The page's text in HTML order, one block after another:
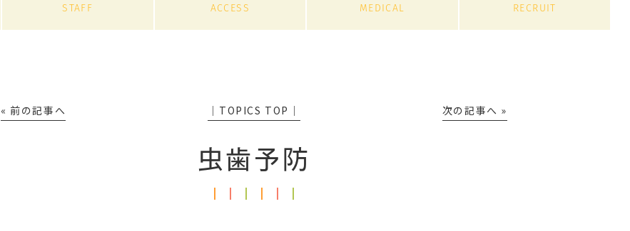
STAFF ACCESS MEDICAL RECRUIT
« 前の記事へ │TOPICS TOP│ 次の記事へ »
虫歯予防